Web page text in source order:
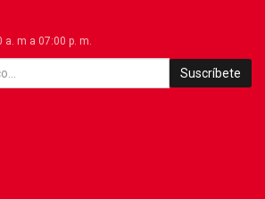
a. m a 07:00 p. m.
Suscríbete